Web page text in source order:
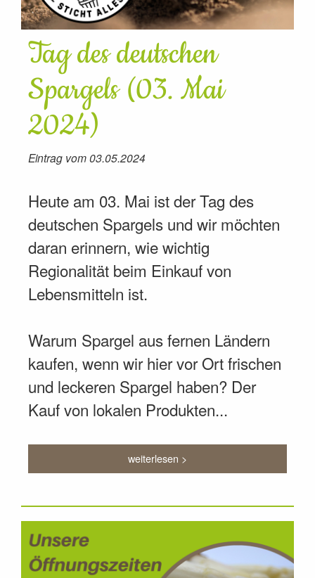
Tag des deutschen
Spargels (03. Mai
2024)
Eintrag vom 03.05.2024
Heute am 03. Mai ist der Tag des
deutschen Spargels und wir möchten
daran erinnern, wie wichtig
Regionalität beim Einkauf von
Lebensmitteln ist.
Warum Spargel aus fernen Ländern
kaufen, wenn wir hier vor Ort frischen
und leckeren Spargel haben? Der
Kauf von lokalen Produkten...
weiterlesen >